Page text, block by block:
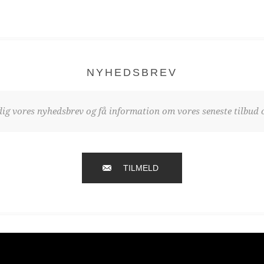
NYHEDSBREV
vores nyhedsbrev og få information om vores seneste tilbud
TILMELD